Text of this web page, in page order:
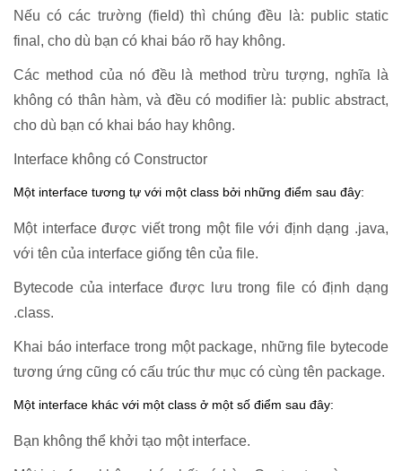
Nếu có các trường (field) thì chúng đều là: public static
final, cho dù bạn có khai báo rõ hay không.
Các method của nó đều là method trừu tượng, nghĩa là
không có thân hàm, và đều có modifier là: public abstract,
cho dù bạn có khai báo hay không.
Interface không có Constructor
Một interface tương tự với một class bởi những điểm sau đây:
Một interface được viết trong một file với định dạng .java,
với tên của interface giống tên của file.
Bytecode của interface được lưu trong file có định dạng
.class.
Khai báo interface trong một package, những file bytecode
tương ứng cũng có cấu trúc thư mục có cùng tên package.
Một interface khác với một class ở một số điểm sau đây:
Bạn không thể khởi tạo một interface.